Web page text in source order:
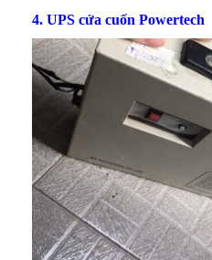
4. UPS cửa cuốn Powertech